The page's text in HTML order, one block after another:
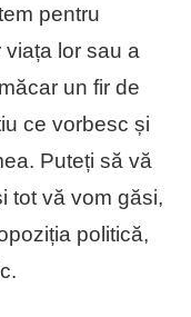
pentru
lor sau a
un fir de
ce vorbesc și
Puteți să vă
tot vă vom găsi,
politică,